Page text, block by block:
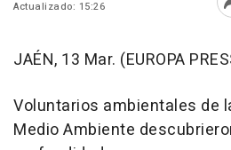
Actualizado: 15:26
JAÉN, 13 Mar. (EUROPA
Voluntarios ambientales de
Medio Ambiente